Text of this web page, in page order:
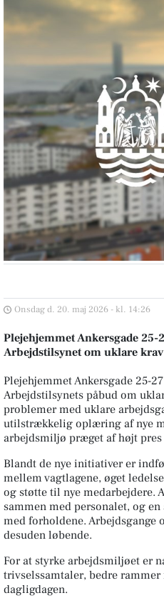
Onsdag d. 20. maj 2026 - kl. 14:26
Plejehjemmet Ankersgade
Arbejdstilsynet om uklare
Plejehjemmet Ankersgade 25-
Arbejdstilsynets påbud om
problemer med uklare
utilstrækkelig oplæring af nye
arbejdsmiljø præget af højt
Blandt de nye initiativer er
mellem vagtlagene, øget
og støtte til nye medarbejdere.
sammen med personalet, og
med forholdene. Arbejdsgange
desuden løbende.
For at styrke arbejdsmiljøet er
trivselssamtaler, bedre
dagligdagen.